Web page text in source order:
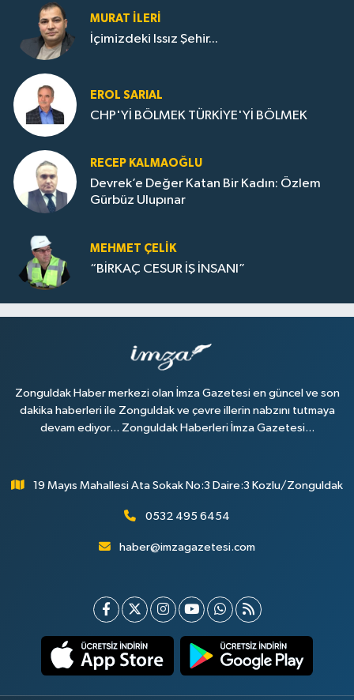
MURAT İLERI
İçimizdeki Issız Şehir...
EROL SARIAL
CHP'Yİ BÖLMEK TÜRKİYE'Yİ BÖLMEK
RECEP KALMAOĞLU
Devrek’e Değer Katan Bir Kadın: Özlem
Gürbüz Ulupınar
MEHMET ÇELIK
“BİRKAÇ CESUR İŞ İNSANI”
Zonguldak Haber merkezi olan İmza Gazetesi en güncel ve son
dakika haberleri ile Zonguldak ve çevre illerin nabzını tutmaya
devam ediyor... Zonguldak Haberleri İmza Gazetesi...
19 Mayıs Mahallesi Ata Sokak No:3 Daire:3 Kozlu/Zonguldak
0532 495 6454
haber@imzagazetesi.com